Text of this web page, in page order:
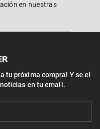
en nuestras
tu próxima compra! Y se el
en tu email.